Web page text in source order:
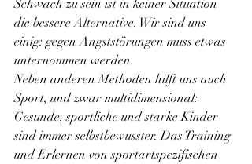
Schwach zu sein ist in keiner Situation
die bessere Alternative. Wir sind uns
einig: gegen Angststörungen muss etwas
unternommen werden.
Neben anderen Methoden hilft uns auch
Sport, und zwar multidimensional:
Gesunde, sportliche und starke Kinder
sind immer selbstbewusster. Das Training
und Erlernen von sportartspezifischen